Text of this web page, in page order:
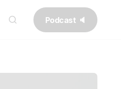
Podcast 🔈